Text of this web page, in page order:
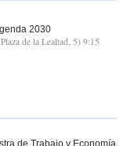
2030
de la Lealtad, 5) 9:15
de Trabajo y Economía